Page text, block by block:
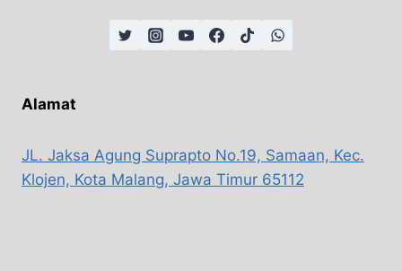
Alamat
JL. Jaksa Agung Suprapto No.19, Samaan, Kec.
Klojen, Kota Malang, Jawa Timur 65112